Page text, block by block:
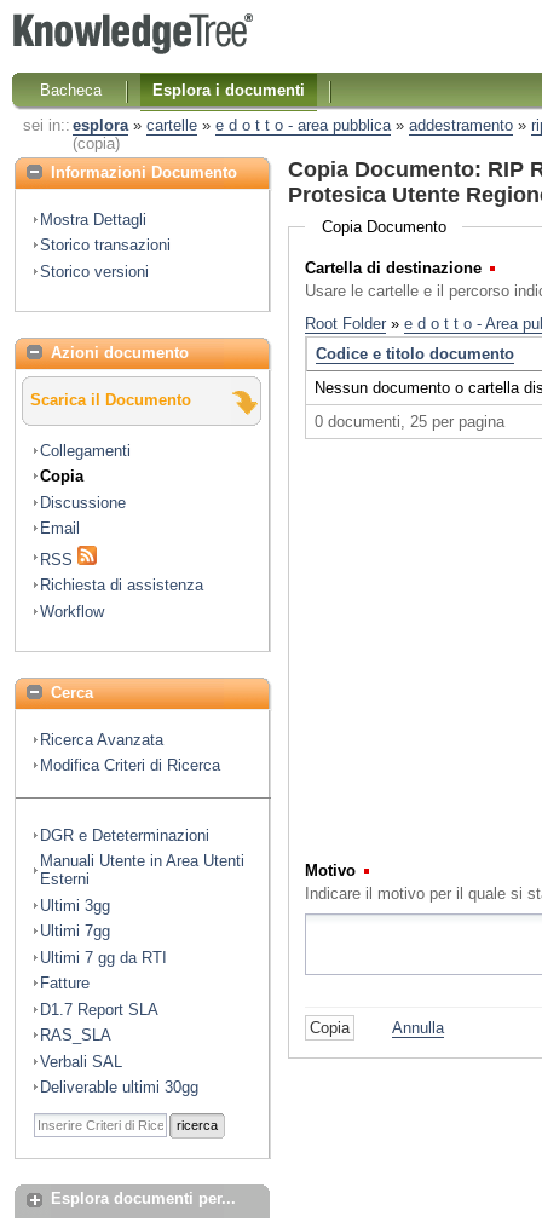
Bacheca
Esplora i documenti
sei in:: esplora» cartelle» e d o t t o - area pubblica» addestramento»
(copia)
Informazioni Documento
Mostra Dettagli
Storico transazioni
Storico versioni
Azioni documento
Scarica il Documento
Collegamenti
Copia
Discussione
Email
RSS
Richiesta di assistenza
Workflow
Cerca
Ricerca Avanzata
Modifica Criteri di Ricerca
DGR e Deteterminazioni
Manuali Utente in Area Utenti
Esterni
Ultimi 3gg
Ultimi 7gg
Ultimi 7 gg da RTI
Fatture
D1.7 Report SLA
RAS_SLA
Verbali SAL
Deliverable ultimi 30gg
ricerca
Esplora documenti per...
Copia Documento: RIP
Protesica Utente
Copia Documento
Cartella di destinazione
Usare le cartelle e il percorso
Motivo
Indicare il motivo per il quale si
Annulla